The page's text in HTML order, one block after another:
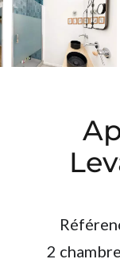
2